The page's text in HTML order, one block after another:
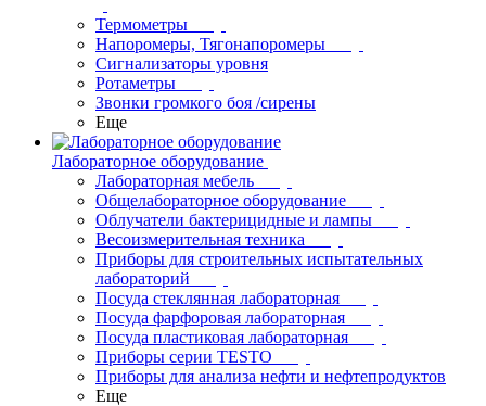
Термометры
Напоромеры, Тягонапоромеры
Сигнализаторы уровня
Ротаметры
Звонки громкого боя /сирены
Еще
Лабораторное оборудование
Лабораторная мебель
Общелабораторное оборудование
Облучатели бактерицидные и лампы
Весоизмерительная техника
Приборы для строительных испытательных
лабораторий
Посуда стеклянная лабораторная
Посуда фарфоровая лабораторная
Посуда пластиковая лабораторная
Приборы серии TESTO
Приборы для анализа нефти и нефтепродуктов
Еще